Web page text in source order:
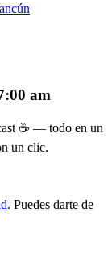
am
☕ — todo en un
un clic.
. Puedes darte de